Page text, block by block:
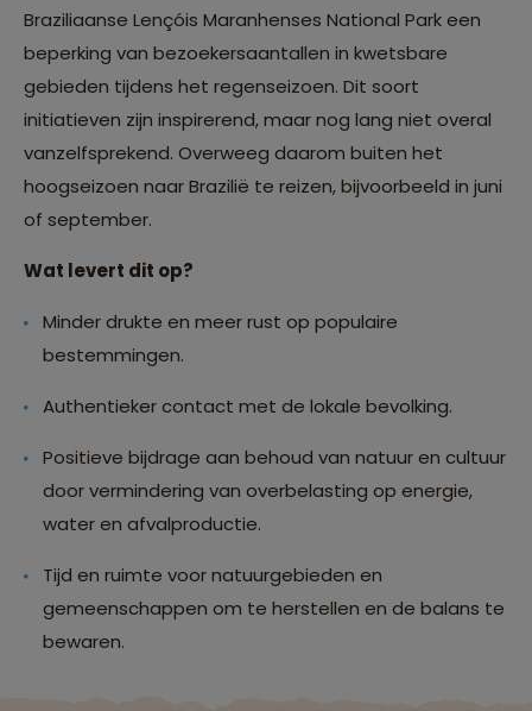
Braziliaanse Lençóis Maranhenses National Park een
beperking van bezoekersaantallen in kwetsbare
gebieden tijdens het regenseizoen. Dit soort
initiatieven zijn inspirerend, maar nog lang niet overal
vanzelfsprekend. Overweeg daarom buiten het
hoogseizoen naar Brazilië te reizen, bijvoorbeeld in juni
of september.
Wat levert dit op?
Minder drukte en meer rust op populaire
bestemmingen.
Authentieker contact met de lokale bevolking.
Positieve bijdrage aan behoud van natuur en cultuur
door vermindering van overbelasting op energie,
water en afvalproductie.
Tijd en ruimte voor natuurgebieden en
gemeenschappen om te herstellen en de balans te
bewaren.